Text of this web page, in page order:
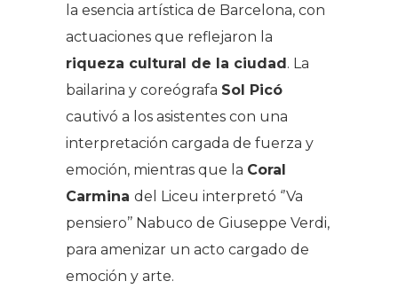
la esencia artística de Barcelona, con
actuaciones que reflejaron la
riqueza cultural de la ciudad. La
bailarina y coreógrafa Sol Picó
cautivó a los asistentes con una
interpretación cargada de fuerza y
emoción, mientras que la Coral
Carmina del Liceu interpretó ‘’Va
pensiero’’ Nabuco de Giuseppe Verdi,
para amenizar un acto cargado de
emoción y arte.